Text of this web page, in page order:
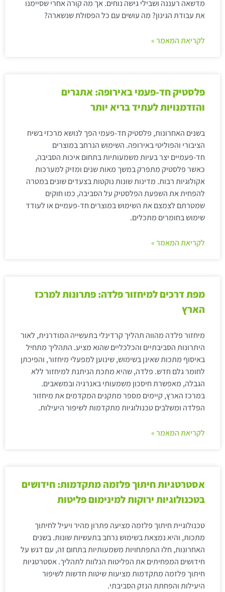
מדשאה רעננה ושבילי גישה נוחים. אך מה קורה אחרי שסיימנו
את עבודת הגינון? מה עושים עם כל הפסולת שנשארה?
לקריאת המאמר »
פלסטיק חד-פעמי באירופה: אתגרים
והזדמנויות לעתיד בריא יותר
בשנים האחרונות, פלסטיק חד-פעמי הפך לנושא מרכזי בשיח
הציבורי והפוליטי באירופה. השימוש הנרחב במוצרים
חד-פעמיים יצר בעיות משמעותיות בתחום איכות הסביבה,
כאשר פלסטיק מתפרק במשך מאות שנים ומזיק למערכות
אקולוגיות רבות. מדינות שונות נוקטות בצעדים שונים במטרה
להפחית את השפעת הפלסטיק על הסביבה, כמו חוקים
שמטרתם לצמצם את השימוש במוצרים חד-פעמיים או לעודד
שימוש בחומרים מתכלים.
לקריאת המאמר »
מפת דרכים למיחזור פלדה: פתרונות למרכז
הארץ
מיחזור פלדה מהווה תהליך קרדינלי בתעשייה המודרנית, לאור
היתרונות הסביבתיים והכלכליים שהוא מציע. התהליך מתחיל
באיסוף מתכות שאינן בשימוש, שינוען למפעלי מיחזור, והפיכתן
לחומר גלם חדש. פלדה, שהיא מתכת הניתנת למיחזור ללא
הגבלה, מאפשרת חיסכון משמעותי באנרגיה ובמשאבים.
במרכז הארץ, קיימים מספר מתקנים המקדמים את מיחזור
הפלדה ומשלבים טכנולוגיות מתקדמות לשיפור היעילות.
לקריאת המאמר »
אסטרטגיות חיתוך פלזמה מתקדמות: חידושים
בטכנולוגיות ירוקות למינימום פליטות
טכנולוגיית חיתוך פלזמה מציעה פתרון מהיר ויעיל לחיתוך
מתכות, והיא נמצאת בשימוש נרחב בתעשיות שונות. בשנים
האחרונות, חלו התפתחויות משמעותיות בתחום זה, עם דגש על
חידושים המפחיתים את הפליטות הנלוות לתהליך. אסטרטגיות
חיתוך פלזמה מתקדמות מציעות שיטות חדשות לשיפור
היעילות והפחתת הנזק הסביבתי.